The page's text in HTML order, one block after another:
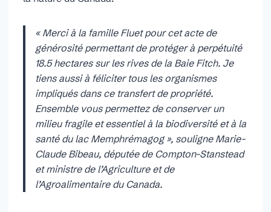
« Merci à la famille Fluet pour cet acte de
générosité permettant de protéger à perpétuité
18.5 hectares sur les rives de la Baie Fitch. Je
tiens aussi à féliciter tous les organismes
impliqués dans ce transfert de propriété.
Ensemble vous permettez de conserver un
milieu fragile et essentiel à la biodiversité et à la
santé du lac Memphrémagog », souligne Marie-
Claude Bibeau, députée de Compton-Stanstead
et ministre de l’Agriculture et de
l’Agroalimentaire du Canada.